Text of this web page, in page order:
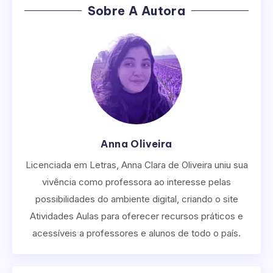
Sobre A Autora
Anna Oliveira
Licenciada em Letras, Anna Clara de Oliveira uniu sua
vivência como professora ao interesse pelas
possibilidades do ambiente digital, criando o site
Atividades Aulas para oferecer recursos práticos e
acessíveis a professores e alunos de todo o país.